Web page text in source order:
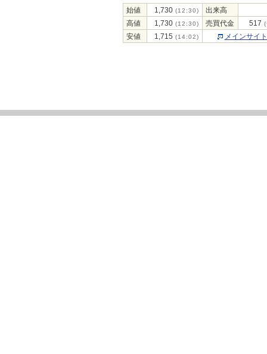
始値 1,730(12:30)
出来高
高値
1,730(12:30) 売買代金 517 (
安値 1,715 (14:02) メインサイ